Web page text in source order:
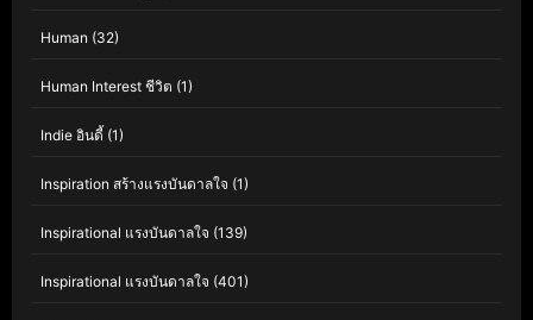
Human (32)
Human Interest ชีวิต (1)
Indie อินดี้ (1)
Inspiration สร้างแรงบันดาลใจ (1)
Inspirational แรงบันดาลใจ (139)
Inspirational แรงบันดาลใจ (401)